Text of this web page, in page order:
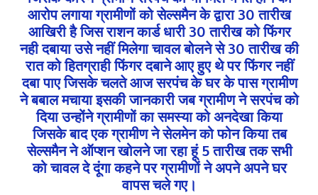
आरोप लगाया ग्रामीणों को सेल्समैन के द्वारा 30 तारीख
आखिरी है जिस राशन कार्ड धारी 30 तारीख को फिंगर
नही दबाया उसे नहीं मिलेगा चावल बोलने से 30 तारीख की
रात को हितग्राही फिंगर दबाने आए हुए थे पर फिंगर नहीं
दबा पाए जिसके चलते आज सरपंच के घर के पास ग्रामीण
ने बबाल मचाया इसकी जानकारी जब ग्रामीण ने सरपंच को
दिया उन्होंने ग्रामीणों का समस्या को अनदेखा किया
जिसके बाद एक ग्रामीण ने सेलमेन को फोन किया तब
सेल्समैन ने ऑप्शन खोलने जा रहा हूं 5 तारीख तक सभी
को चावल दे दूंगा कहने पर ग्रामीणों ने अपने अपने घर
वापस चले गए।